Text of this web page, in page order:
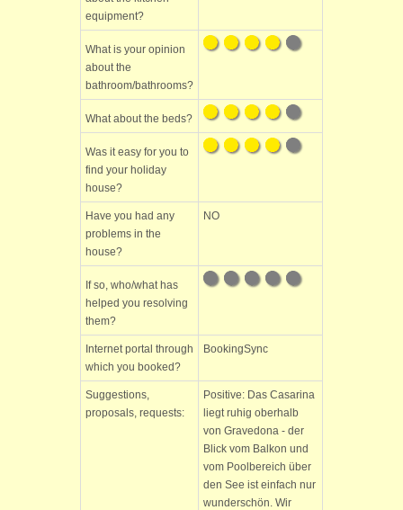
equipment?
What is your opinion
about the
bathroom/bathrooms?
What about the beds?
Was it easy for you to
find your holiday
house?
Have you had any
problems in the
house?
NO
If so, who/what has
helped you resolving
them?
Internet portal through
which you booked?
BookingSync
Suggestions,
proposals, requests:
Positive: Das Casarina
liegt ruhig oberhalb
von Gravedona - der
Blick vom Balkon und
vom Poolbereich über
den See ist einfach nur
wunderschön. Wir